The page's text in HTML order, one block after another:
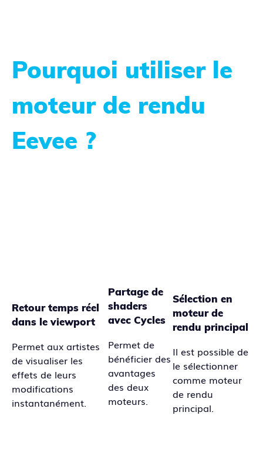
Pourquoi utiliser le
moteur de rendu
Eevee ?
Retour temps réel
dans le viewport
Permet aux artistes
de visualiser les
effets de leurs
modifications
instantanément.
Partage de
shaders
avec Cycles
Permet de
bénéficier des
avantages
des deux
moteurs.
Sélection en
moteur de
rendu principal
Il est possible de
le sélectionner
comme moteur
de rendu
principal.